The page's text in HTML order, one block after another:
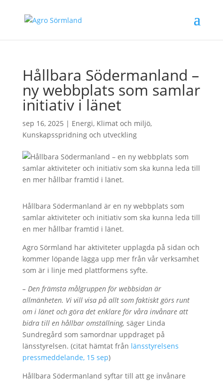
Hållbara Södermanland –
ny webbplats som samlar
initiativ i länet
sep 16, 2025 | Energi, Klimat och miljö,
Kunskapsspridning och utveckling
Hållbara Södermanland är en ny webbplats som
samlar aktiviteter och initiativ som ska kunna leda till
en mer hållbar framtid i länet.
Agro Sörmland har aktiviteter upplagda på sidan och
kommer löpande lägga upp mer från vår verksamhet
som är i linje med plattformens syfte.
– Den främsta målgruppen för webbsidan är
allmänheten. Vi vill visa på allt som faktiskt görs runt
om i länet och göra det enklare för våra invånare att
bidra till en hållbar omställning, säger Linda
Sundregård som samordnar uppdraget på
länsstyrelsen. (citat hämtat från länsstyrelsens
pressmeddelande, 15 sep)
Hållbara Södermanland syftar till att ge invånare